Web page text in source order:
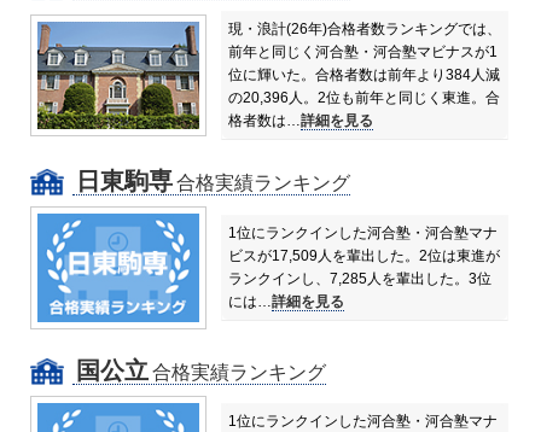
現・浪計(26年)合格者数ランキングでは、
前年と同じく河合塾・河合塾マビナスが1
位に輝いた。合格者数は前年より384人減
の20,396人。 2位も前年と同じく東進。合
格者数は…詳細を見る
日東駒専合格実績ランキング
1位にランクインした河合塾・河合塾マナ
ビスが17,509人を輩出した。 2位は東進が
ランクインし、7,285人を輩出した。 3位
には… 詳細を見る
国公立 合格実績ランキング
1位にランクインした河合塾・河合塾マナ